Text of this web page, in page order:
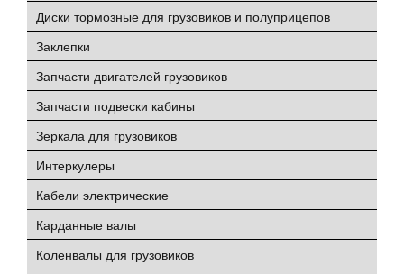
Диски тормозные для грузовиков и полуприцепов
Заклепки
Запчасти двигателей грузовиков
Запчасти подвески кабины
Зеркала для грузовиков
Интеркулеры
Кабели электрические
Карданные валы
Коленвалы для грузовиков